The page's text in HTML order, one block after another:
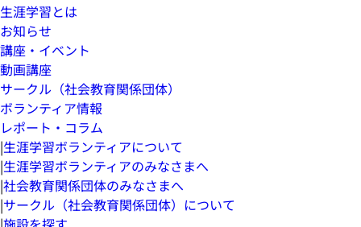
生涯学習とは
お知らせ
講座・イベント
動画講座
サークル（社会教育関係団体）
ボランティア情報
レポート・コラム
|生涯学習ボランティアについて
|生涯学習ボランティアのみなさまへ
|社会教育関係団体のみなさまへ
|サークル（社会教育関係団体）について